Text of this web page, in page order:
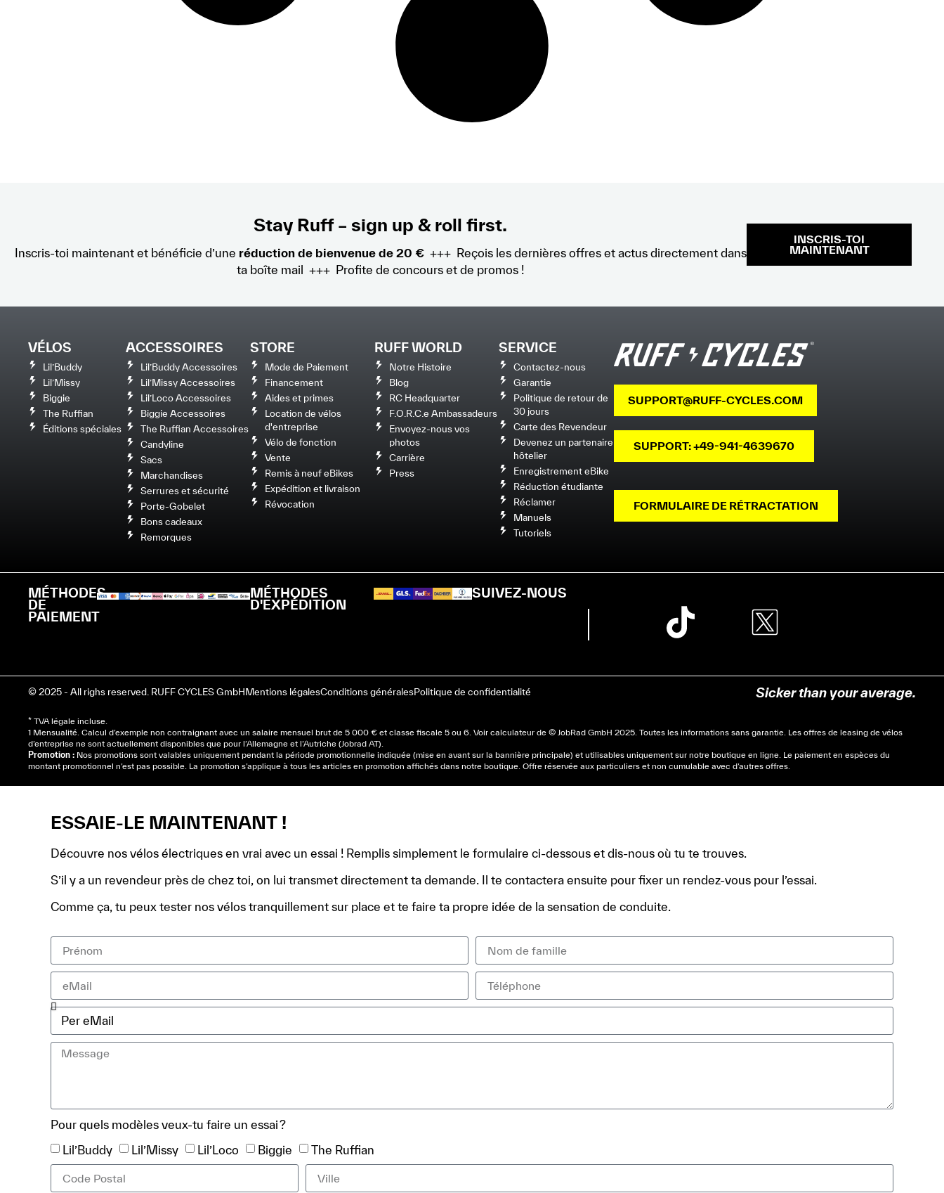
Stay Ruff – sign up & roll first.
Inscris-toi maintenant et bénéficie d’une réduction de bienvenue de 20 €+++ Reçois les dernières offres et actus directement dans
ta boîte mail +++ Profite de concours et de promos !
INSCRIS-TOI
MAINTENANT
VÉLOS
Lil’Buddy
Lil’Missy
Biggie
The Ruffian
Éditions spéciales
ACCESSOIRES
Lil’Buddy Accessoires
Lil’Missy Accessoires
Lil’Loco Accessoires
Biggie Accessoires
The Ruffian Accessoires
Candyline
Sacs
Marchandises
Serrures et sécurité
Porte-Gobelet
Bons cadeaux
Remorques
STORE
Mode de Paiement
Financement
Aides et primes
Location de vélos
d'entreprise
Vélo de fonction
Vente
Remis à neuf eBikes
Expédition et livraison
Révocation
RUFF WORLD
Notre Histoire
Blog
RC Headquarter
F.O.R.C.e Ambassadeurs
Envoyez-nous vos
photos
Carrière
Press
SERVICE
Contactez-nous
Garantie
Politique de retour de
30 jours
Carte des Revendeur
Devenez un partenaire
hôtelier
Enregistrement eBike
Réduction étudiante
Réclamer
Manuels
Tutoriels
SUPPORT@RUFF-CYCLES.COM
SUPPORT: +49-941-4639670
FORMULAIRE DE RÉTRACTATION
MÉTHODES
DE
PAIEMENT
MÉTHODES
D'EXPÉDITION
SUIVEZ-NOUS
© 2025 - All righs reserved. RUFF CYCLES GmbHMentions légalesConditions généralesPolitique de confidentialité Sicker than your average.
* TVA légale incluse.
1 Mensualité. Calcul d’exemple non contraignant avec un salaire mensuel brut de 5 000 € et classe fiscale 5 ou 6. Voir calculateur de © JobRad GmbH 2025. Toutes les informations sans garantie. Les offres de leasing de vélos
d’entreprise ne sont actuellement disponibles que pour l’Allemagne et l’Autriche (Jobrad AT).
Promotion : Nos promotions sont valables uniquement pendant la période promotionnelle indiquée (mise en avant sur la bannière principale) et utilisables uniquement sur notre boutique en ligne. Le paiement en espèces du
montant promotionnel n’est pas possible. La promotion s’applique à tous les articles en promotion affichés dans notre boutique. Offre réservée aux particuliers et non cumulable avec d’autres offres.
ESSAIE-LE MAINTENANT !
Découvre nos vélos électriques en vrai avec un essai ! Remplis simplement le formulaire ci-dessous et dis-nous où tu te trouves.
S’il y a un revendeur près de chez toi, on lui transmet directement ta demande. Il te contactera ensuite pour fixer un rendez-vous pour l’essai.
Comme ça, tu peux tester nos vélos tranquillement sur place et te faire ta propre idée de la sensation de conduite.
Pour quels modèles veux-tu faire un essai ?
Lil’Buddy
Lil’Missy Lil’Loco Biggie The Ruffian